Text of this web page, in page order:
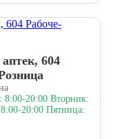
604
8:00-20:00 Вторник:
20:00 Пятница: